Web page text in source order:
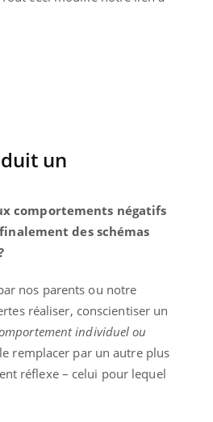
un
comportements négatifs
des schémas
nos parents ou notre
réaliser, conscientiser un
individuel ou
remplacer par un autre plus
réflexe – celui pour lequel